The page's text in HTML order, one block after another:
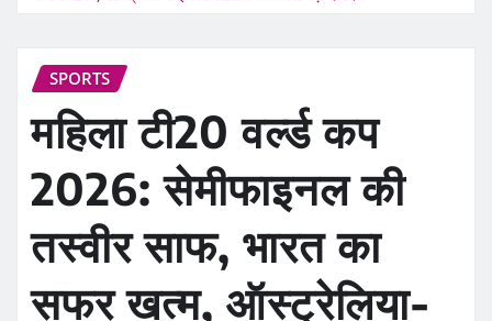
SPORTS
महिला टी20 वर्ल्ड कप
2026: सेमीफाइनल की
तस्वीर साफ, भारत का
सफर खत्म, ऑस्ट्रेलिया-